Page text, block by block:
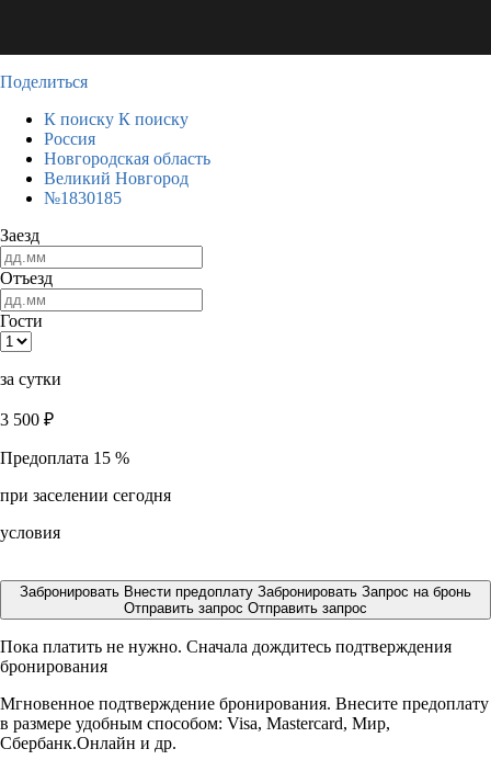
Поделиться
К поиску К поиску
Россия
Новгородская область
Великий Новгород
№1830185
Заезд
Отъезд
Гости
за сутки
3 500 ₽
Предоплата 15 %
при заселении сегодня
условия
Забронировать Внести предоплату Забронировать Запрос на бронь
Отправить запрос Отправить запрос
Пока платить не нужно. Сначала дождитесь подтверждения
бронирования
Мгновенное подтверждение бронирования. Внесите предоплату
в размере удобным способом: Visa, Mastercard, Мир,
Сбербанк.Онлайн и др.